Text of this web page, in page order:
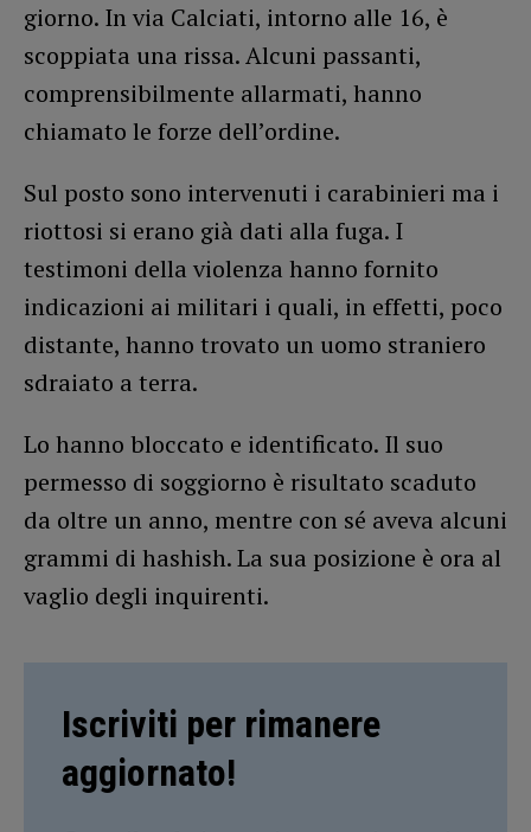
giorno. In via Calciati, intorno alle 16, è
scoppiata una rissa. Alcuni passanti,
comprensibilmente allarmati, hanno
chiamato le forze dell’ordine.
Sul posto sono intervenuti i carabinieri ma i
riottosi si erano già dati alla fuga. I
testimoni della violenza hanno fornito
indicazioni ai militari i quali, in effetti, poco
distante, hanno trovato un uomo straniero
sdraiato a terra.
Lo hanno bloccato e identificato. Il suo
permesso di soggiorno è risultato scaduto
da oltre un anno, mentre con sé aveva alcuni
grammi di hashish. La sua posizione è ora al
vaglio degli inquirenti.
Iscriviti per rimanere
aggiornato!